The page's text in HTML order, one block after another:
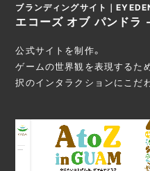
ブランディングサイト｜
エコーズ オブ パンド
公式サイトを制作。
ゲームの世界観を表現するた
択のインタラクションにこだ